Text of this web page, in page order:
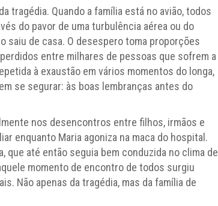
tragédia. Quando a família está no avião, todos
do pavor de uma turbulência aérea ou do
saiu de casa. O desespero toma proporções
entre milhares de pessoas que sofrem a
à exaustão em vários momentos do longa,
se segurar: às boas lembranças antes do
nos desencontros entre filhos, irmãos e
enquanto Maria agoniza na maca do hospital.
que até então seguia bem conduzida no clima de
momento de encontro de todos surgiu
Não apenas da tragédia, mas da família de